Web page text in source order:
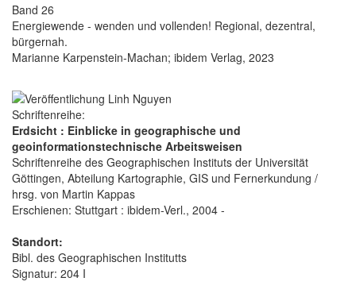
Band 26
Energiewende - wenden und vollenden! Regional, dezentral,
bürgernah.
Marianne Karpenstein-Machan; ibidem Verlag, 2023
Schriftenreihe:
Erdsicht : Einblicke in geographische und
geoinformationstechnische Arbeitsweisen
Schriftenreihe des Geographischen Instituts der Universität
Göttingen, Abteilung Kartographie, GIS und Fernerkundung /
hrsg. von Martin Kappas
Erschienen: Stuttgart : ibidem-Verl., 2004 -
Standort:
Bibl. des Geographischen Institutts
Signatur: 204 I